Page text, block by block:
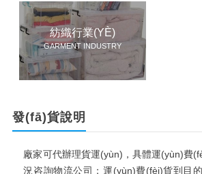
紡織行業(YÈ)
GARMENT INDUSTRY
發(fā)貨說明
廠家可代辦理貨運(yùn)，具體運(yùn)費
況咨詢物流公司；運(yùn)費(fèi)貨到目